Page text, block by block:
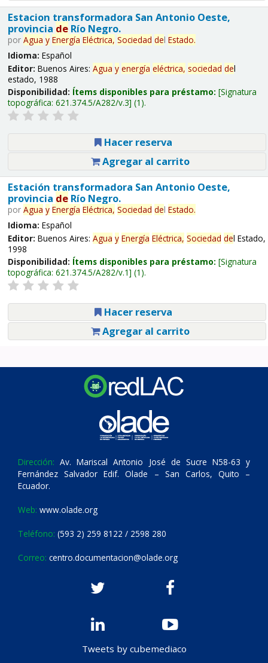
Estacion transformadora San Antonio Oeste,
provincia deRío Negro.
por Agua y Energía Eléctrica, Sociedad del Estado.
Idioma: Español
Editor: Buenos Aires: Agua y energía eléctrica, sociedad del
estado, 1988
Disponibilidad: Ítems disponibles para préstamo: Signatura
topográfica: 621.374.5/A282/v.3 (1).
Hacer reserva
Agregar al carrito
Estación transformadora San Antonio Oeste,
provincia deRío Negro.
por Agua y Energía Eléctrica, Sociedad del Estado.
Idioma: Español
Editor: Buenos Aires: Agua y Energía Eléctrica, Sociedad del Estado,
1998
Disponibilidad: Ítems disponibles para préstamo: Signatura
topográfica: 621.374.5/A282/v.1 (1).
Hacer reserva
Agregar al carrito
Dirección: Av. Mariscal Antonio José de Sucre N58-63 y
Fernández Salvador Edif. Olade – San Carlos, Quito –
Ecuador.
Web: www.olade.org
Teléfono: (593 2) 259 8122 / 2598 280
Correo: centro.documentacion@olade.org
Tweets by cubemediaco